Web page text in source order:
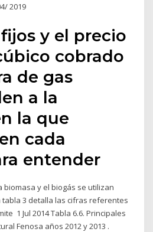
2019
y el precio
cobrado
de gas
a la
la que
cada
entender
biomasa y el biogás se utilizan
3 detalla las cifras referentes
1 Jul 2014 Tabla 6.6. Principales
Fenosa años 2012 y 2013 .